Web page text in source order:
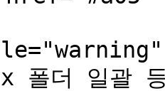
폴더 일괄